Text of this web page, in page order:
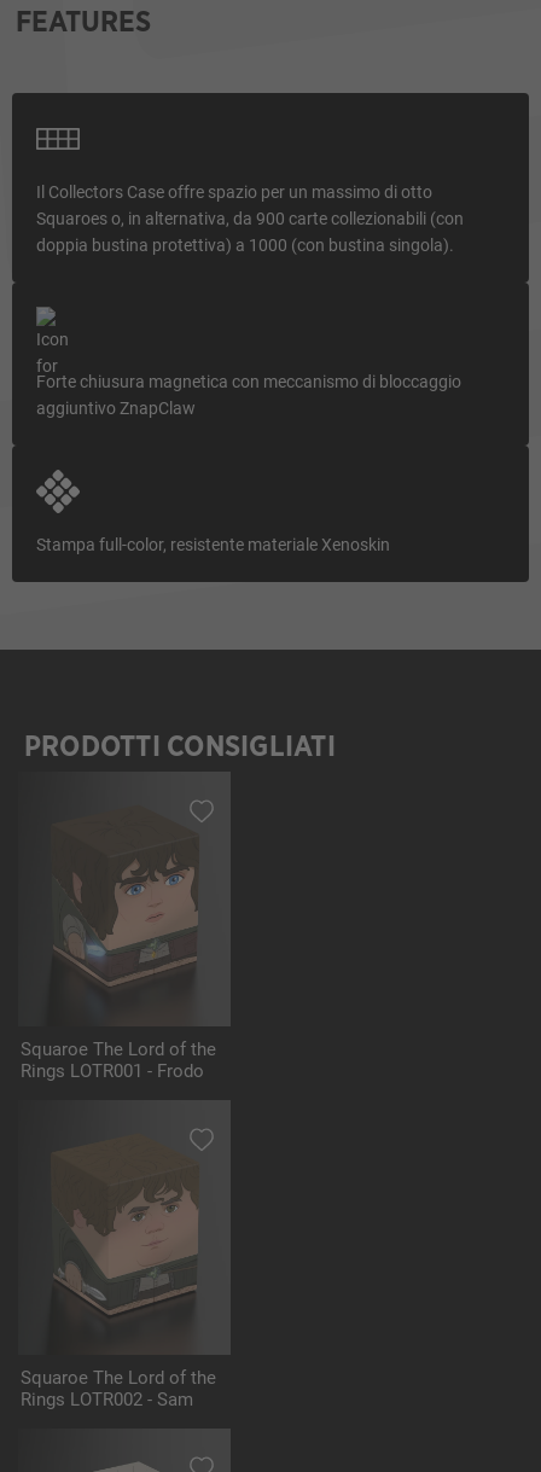
FEATURES
Il Collectors Case offre spazio per un massimo di otto
Squaroes o, in alternativa, da 900 carte collezionabili (con
doppia bustina protettiva) a 1000 (con bustina singola).
Forte chiusura magnetica con meccanismo di bloccaggio
aggiuntivo ZnapClaw
Stampa full-color, resistente materiale Xenoskin
Salta la galleria dei prodotti
PRODOTTI CONSIGLIATI
Squaroe The Lord of the
Rings LOTR001 - Frodo
Squaroe The Lord of the
Rings LOTR002 - Sam